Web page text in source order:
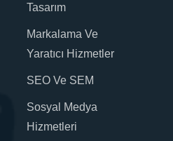
Tasarım
Markalama Ve
Yaratıcı Hizmetler
SEO Ve SEM
Sosyal Medya
Hizmetleri